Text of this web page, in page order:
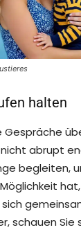
halten
Gespräche
abrupt
begleiten,
sich
schauen Sie